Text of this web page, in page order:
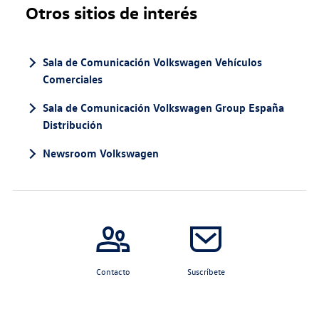
Otros sitios de interés
Sala de Comunicación Volkswagen Vehículos
Comerciales
Sala de Comunicación Volkswagen Group España
Distribución
Newsroom Volkswagen
Contacto Suscríbete